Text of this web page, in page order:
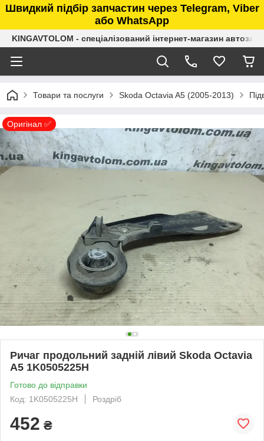
Швидкий підбір запчастин через Telegram, Viber
або WhatsApp
KINGAVTOLOM - спеціалізований інтернет-магазин
Товари та послуги Skoda Octavia A5 (2005-2013)
Оригінал ✅
Ричаг продольний задній лівий Skoda Octavia
A5 1K0505225H
Готово до відправки
Код: 1K0505225H
Роздріб
452 ₴